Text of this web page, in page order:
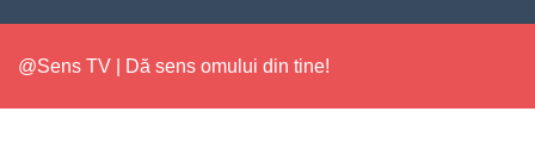
@Sens TV | Dă sens omului din tine!